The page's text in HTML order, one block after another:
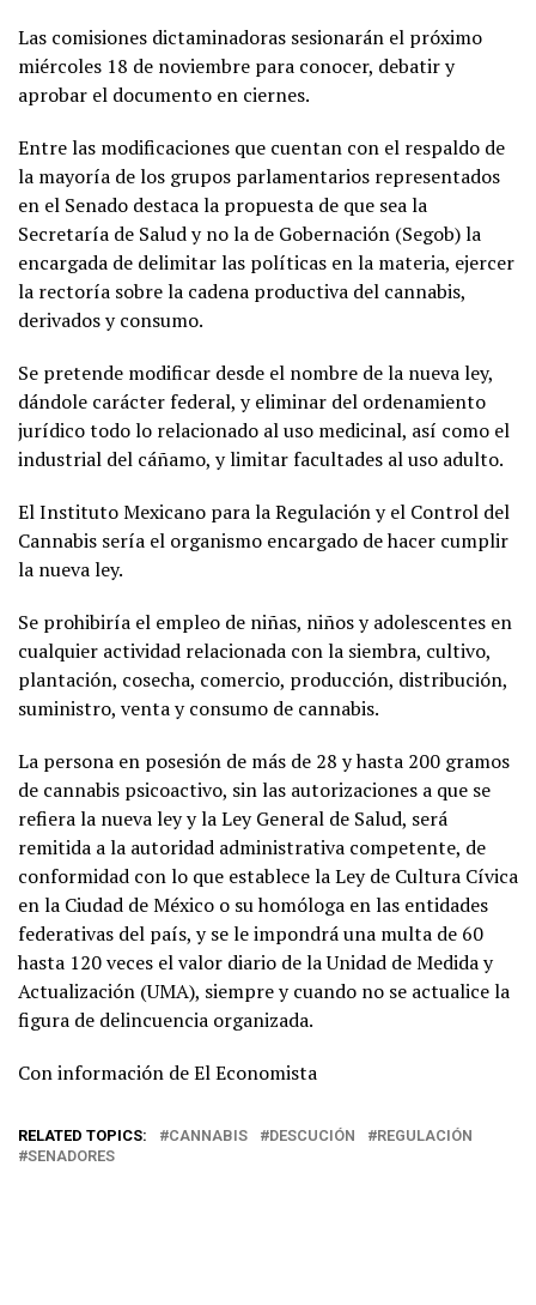
Las comisiones dictaminadoras sesionarán el próximo
miércoles 18 de noviembre para conocer, debatir y
aprobar el documento en ciernes.
Entre las modificaciones que cuentan con el respaldo de
la mayoría de los grupos parlamentarios representados
en el Senado destaca la propuesta de que sea la
Secretaría de Salud y no la de Gobernación (Segob) la
encargada de delimitar las políticas en la materia, ejercer
la rectoría sobre la cadena productiva del cannabis,
derivados y consumo.
Se pretende modificar desde el nombre de la nueva ley,
dándole carácter federal, y eliminar del ordenamiento
jurídico todo lo relacionado al uso medicinal, así como el
industrial del cáñamo, y limitar facultades al uso adulto.
El Instituto Mexicano para la Regulación y el Control del
Cannabis sería el organismo encargado de hacer cumplir
la nueva ley.
Se prohibiría el empleo de niñas, niños y adolescentes en
cualquier actividad relacionada con la siembra, cultivo,
plantación, cosecha, comercio, producción, distribución,
suministro, venta y consumo de cannabis.
La persona en posesión de más de 28 y hasta 200 gramos
de cannabis psicoactivo, sin las autorizaciones a que se
refiera la nueva ley y la Ley General de Salud, será
remitida a la autoridad administrativa competente, de
conformidad con lo que establece la Ley de Cultura Cívica
en la Ciudad de México o su homóloga en las entidades
federativas del país, y se le impondrá una multa de 60
hasta 120 veces el valor diario de la Unidad de Medida y
Actualización (UMA), siempre y cuando no se actualice la
figura de delincuencia organizada.
Con información de El Economista
RELATED TOPICS: CANNABIS DESCUCIÓN
REGULACIÓN
SENADORES